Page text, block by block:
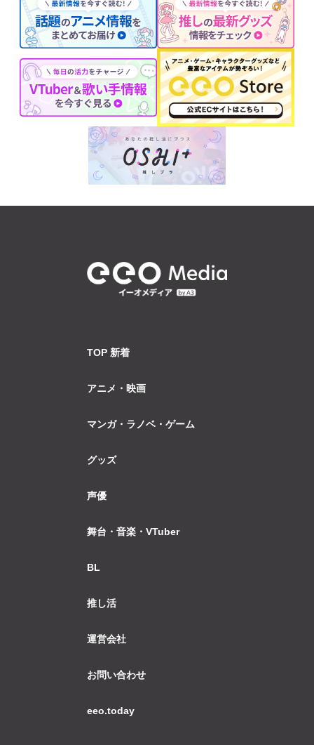
TOP 新着
アニメ・映画
マンガ・ラノベ・ゲーム
グッズ
声優
舞台・音楽・VTuber
BL
推し活
運営会社
お問い合わせ
eeo.today